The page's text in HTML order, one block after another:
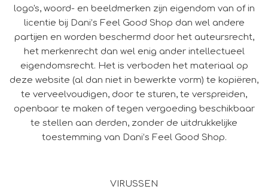
logo's, woord- en beeldmerken zijn eigendom van of in
licentie bij Dani’s Feel Good Shop dan wel andere
partijen en worden beschermd door het auteursrecht,
het merkenrecht dan wel enig ander intellectueel
eigendomsrecht. Het is verboden het materiaal op
deze website (al dan niet in bewerkte vorm) te kopiëren,
te verveelvoudigen, door te sturen, te verspreiden,
openbaar te maken of tegen vergoeding beschikbaar
te stellen aan derden, zonder de uitdrukkelijke
toestemming van Dani’s Feel Good Shop.
VIRUSSEN